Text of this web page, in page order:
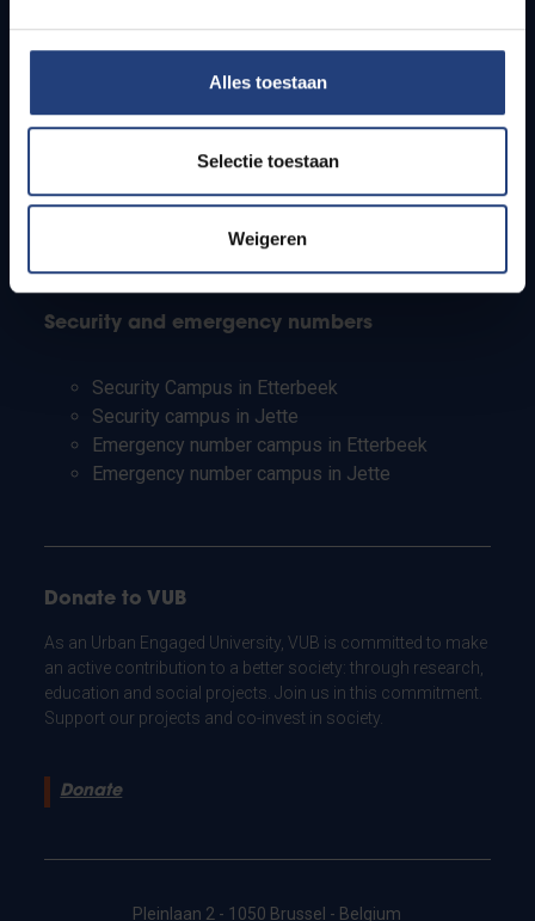
Alles toestaan
Selectie toestaan
Weigeren
Students
PhD students
Teachers and secondary schools
Working students
Security and emergency numbers
Security Campus in Etterbeek
Security campus in Jette
Emergency number campus in Etterbeek
Emergency number campus in Jette
Donate to VUB
As an Urban Engaged University, VUB is committed to make
an active contribution to a better society: through research,
education and social projects. Join us in this commitment.
Support our projects and co-invest in society.
Donate
Pleinlaan 2 - 1050 Brussel - Belgium